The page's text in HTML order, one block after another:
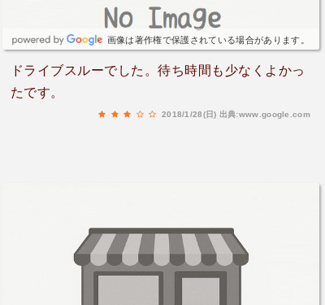
画像は著作権で保護されている場合があります。
ドライブスルーでした。待ち時間も少なくよかっ
たです。
2018/1/28(日) 出典:www.google.com